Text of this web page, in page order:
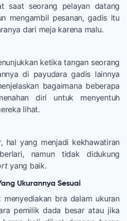
saat seorang pelayan datang
mengambil pesanan, gadis itu
dari meja karena malu.
ketika tangan seorang
di payudara gadis lainnya
bagaimana beberapa
diri untuk menyentuh
lihat.
hal yang menjadi kekhawatiran
namun tidak didukung
yang baik.
Ukurannya Sesuai
bra dalam ukuran
pemilik dada besar atau jika